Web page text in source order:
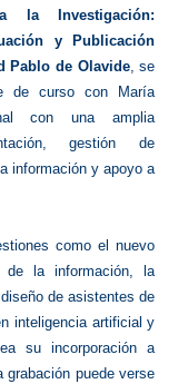
la Investigación:
y Publicación
Pablo de Olavide, se
de curso con María
con una amplia
gestión de
información y apoyo a
como el nuevo
de la información, la
de asistentes de
inteligencia artificial y
su incorporación a
grabación puede verse